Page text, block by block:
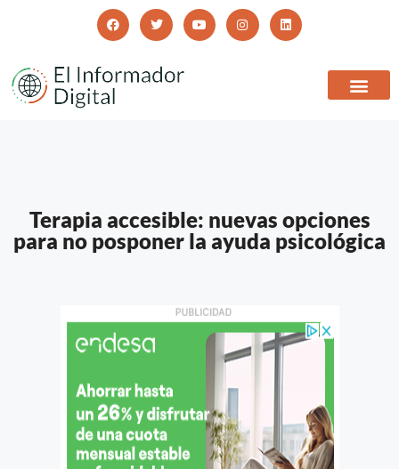
Terapia accesible: nuevas opciones
para no posponer la ayuda psicológica